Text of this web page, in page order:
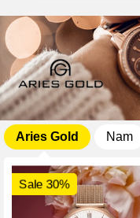
Aries Gold Nam
Sale 30%